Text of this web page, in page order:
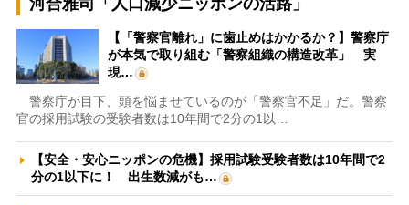
河合雅司「人口減少ニッポンの活路」
【「警察官離れ」に歯止めはかかるか？】警察庁
が本気で取り組む「警察組織の構造改革」 実
現…
警察庁が目下、頭を悩ませているのが「警察官不足」だ。警察
官の採用試験の受験者数は10年間で2分の1以…
【安全・安心ニッポンの危機】採用試験受験者数は10年間で2
分の1以下に！ 出生数減がも…